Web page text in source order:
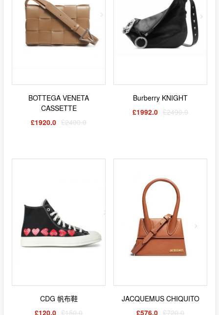
BOTTEGA VENETA
CASSETTE
£1920.0 £2400.0
Burberry KNIGHT
£1992.0 £2490.0
CDG 帆布鞋
£120.0 £150.0
JACQUEMUS CHIQUITO
£576.0 £720.0